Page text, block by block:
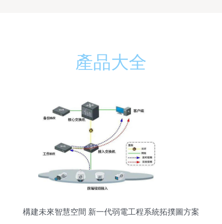
產品大全
構建未來智慧空間 新一代弱電工程系統拓撲圖方案